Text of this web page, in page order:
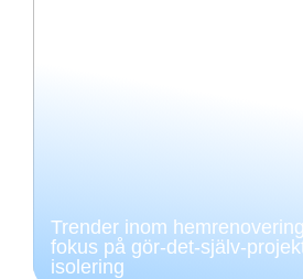
Trender inom
fokus på gör-det-själv-
isolering